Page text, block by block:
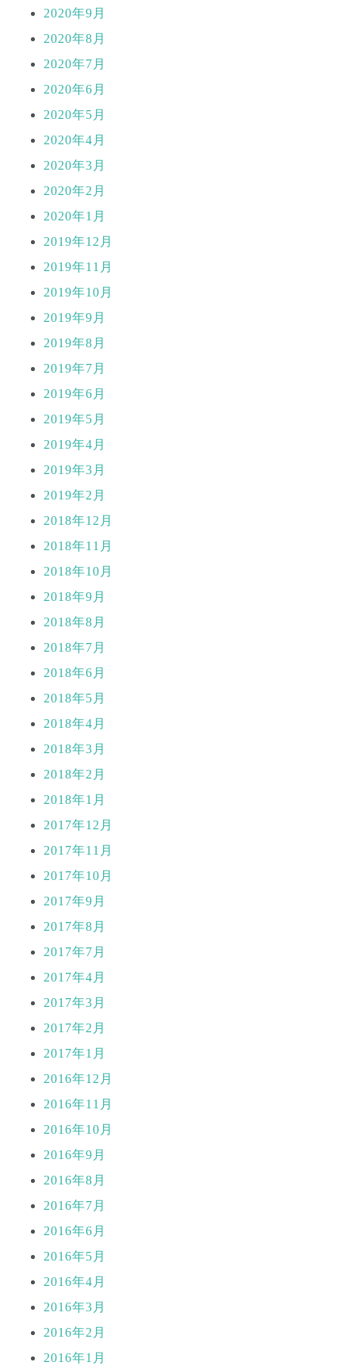
2020年9月
2020年8月
2020年7月
2020年6月
2020年5月
2020年4月
2020年3月
2020年2月
2020年1月
2019年12月
2019年11月
2019年10月
2019年9月
2019年8月
2019年7月
2019年6月
2019年5月
2019年4月
2019年3月
2019年2月
2018年12月
2018年11月
2018年10月
2018年9月
2018年8月
2018年7月
2018年6月
2018年5月
2018年4月
2018年3月
2018年2月
2018年1月
2017年12月
2017年11月
2017年10月
2017年9月
2017年8月
2017年7月
2017年4月
2017年3月
2017年2月
2017年1月
2016年12月
2016年11月
2016年10月
2016年9月
2016年8月
2016年7月
2016年6月
2016年5月
2016年4月
2016年3月
2016年2月
2016年1月